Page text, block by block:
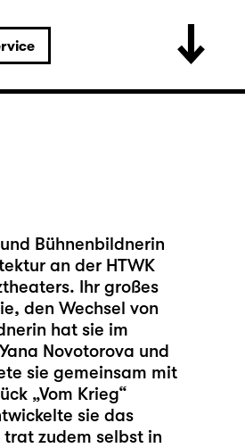
Bühnenbildnerin
an der HTWK
Ihr großes
den Wechsel von
hat sie im
Novotorova und
sie gemeinsam mit
„Vom Krieg“
sie das
zudem selbst in